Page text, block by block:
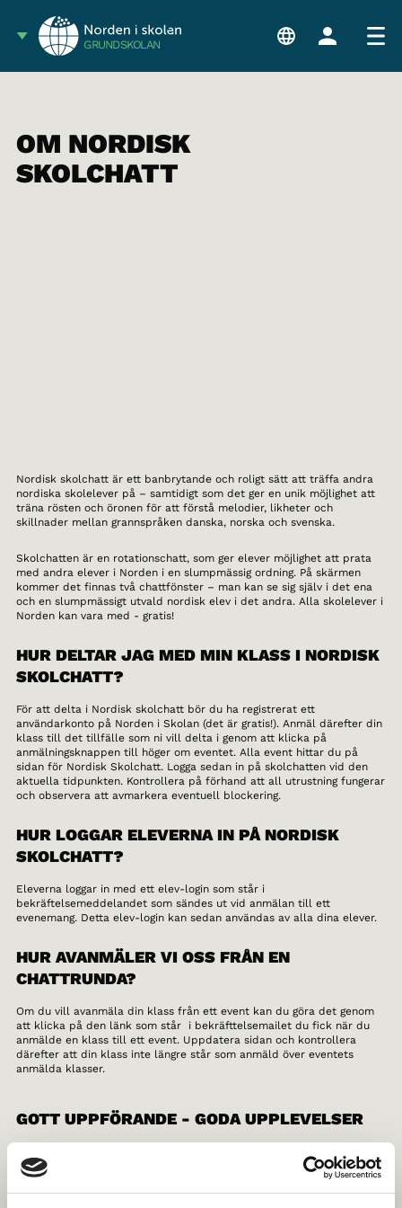
GRUNDSKOLAN
OM NORDISK
SKOLCHATT
Nordisk skolchatt är ett banbrytande och roligt sätt att träffa andra
nordiska skolelever på – samtidigt som det ger en unik möjlighet att
träna rösten och öronen för att förstå melodier, likheter och
skillnader mellan grannspråken danska, norska och svenska.
Skolchatten är en rotationschatt, som ger elever möjlighet att prata
med andra elever i Norden i en slumpmässig ordning. På skärmen
kommer det finnas två chattfönster – man kan se sig själv i det ena
och en slumpmässigt utvald nordisk elev i det andra. Alla skolelever i
Norden kan vara med - gratis!
HUR DELTAR JAG MED MIN KLASS I NORDISK
SKOLCHATT?
För att delta i Nordisk skolchatt bör du ha registrerat ett
användarkonto på Norden i Skolan (det är gratis!). Anmäl därefter din
klass till det tillfälle som ni vill delta i genom att klicka på
anmälningsknappen till höger om eventet. Alla event hittar du på
sidan för Nordisk Skolchatt. Logga sedan in på skolchatten vid den
aktuella tidpunkten. Kontrollera på förhand att all utrustning fungerar
och observera att avmarkera eventuell blockering.
HUR LOGGAR ELEVERNA IN PÅ NORDISK
SKOLCHATT?
Eleverna loggar in med ett elev-login som står i
bekräftelsemeddelandet som sändes ut vid anmälan till ett
evenemang. Detta elev-login kan sedan användas av alla dina elever.
HUR AVANMÄLER VI OSS FRÅN EN
CHATTRUNDA?
Om du vill avanmäla din klass från ett event kan du göra det genom
att klicka på den länk som står i bekräfttelsemailet du fick när du
anmälde en klass till ett event. Uppdatera sidan och kontrollera
därefter att din klass inte längre står som anmäld över eventets
anmälda klasser.
GOTT UPPFÖRANDE - GODA UPPLEVELSER
motsatsen. Norden i Skolan ställer därför krav att alla elever
behandlar varandra med respekt och pratar respektfullt med
varandra. Vi rekommenderar att man i klassen har en grundlig